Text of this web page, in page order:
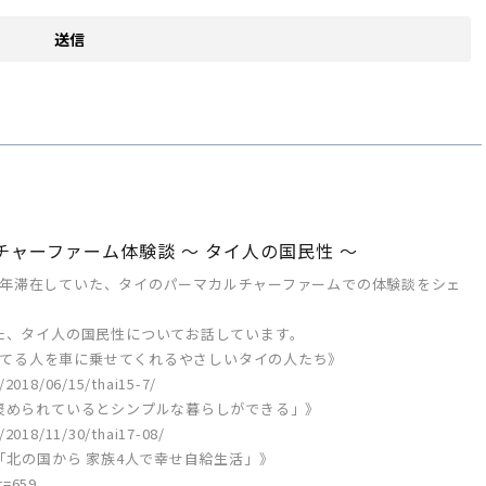
ャーファーム体験談 ～ タイ人の国民性 ～
滞在していた、タイのパーマカルチャーファームでの体験談をシェ
タイ人の国民性についてお話しています。
る人を車に乗せてくれるやさしいタイの人たち》
06/15/thai15-7/
られているとシンプルな暮らしができる」》
11/30/thai17-08/
の国から 家族4人で幸せ自給生活」》